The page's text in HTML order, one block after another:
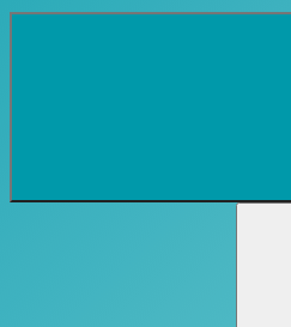
Suchformular